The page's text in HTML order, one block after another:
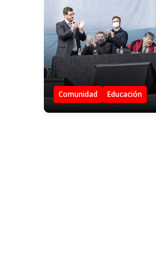
Comunidad Educación